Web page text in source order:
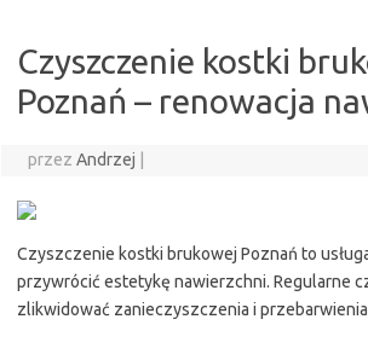
Czyszczenie kostki
Poznań – renowacja
przez Andrzej
Czyszczenie kostki brukowej Poznań to
przywrócić estetykę nawierzchni. Regularne
zlikwidować zanieczyszczenia i